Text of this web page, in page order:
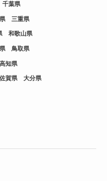
千葉県
三重県
和歌山県
鳥取県
高知県
佐賀県 大分県